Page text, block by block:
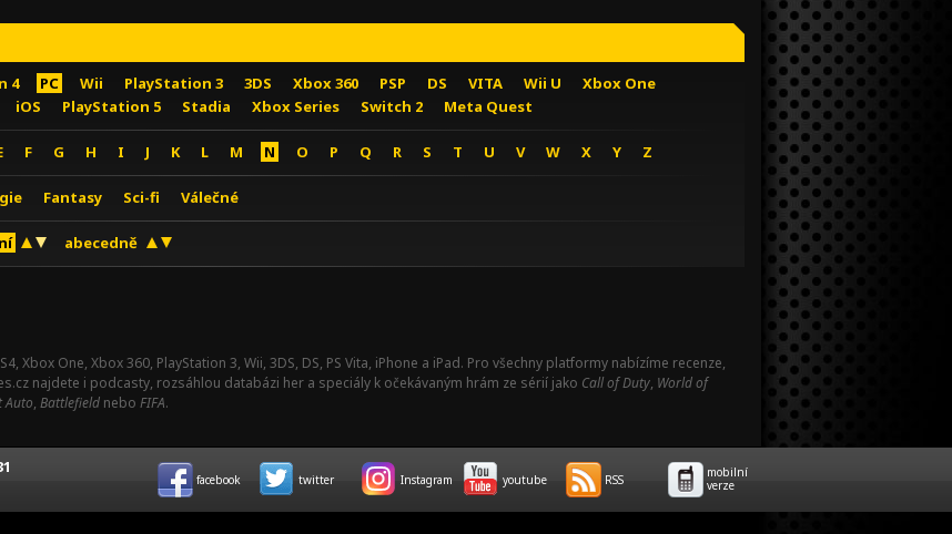
4 PC Wii PlayStation 3 3DS Xbox 360 PSP DS VITA Wii U
Xbox One
iOS PlayStation 5 Stadia Xbox Series Switch 2 Meta Quest
F G H I J K L M N O P Q R S T U V W X Y Z
Fantasy Sci-fi Válečné
abecedně
Xbox One, Xbox 360, PlayStation 3, Wii, 3DS, DS, PS Vita, iPhone a iPad. Pro všechny platformy nabízíme recenze,
najdete i podcasty, rozsáhlou databázi her a speciály k očekávaným hrám ze sérií jako Call of Duty, World of
Auto, Battlefield nebo FIFA.
facebook twitter Instagram youtube RSS
mobilní
verze